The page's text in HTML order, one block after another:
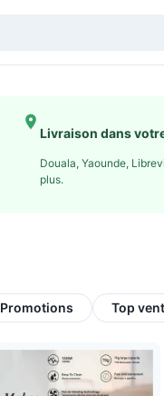
Livraison dans
Douala, Yaounde,
plus.
Promotions Top